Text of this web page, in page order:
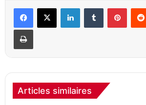
Articles similaires